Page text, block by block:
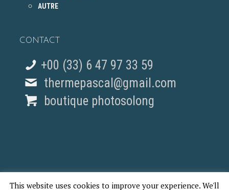
AUTRE
CONTACT
+00 (33) 6 47 97 33 59
thermepascal@gmail.com
boutique photosolong
This website uses cookies to improve your experience. We'll